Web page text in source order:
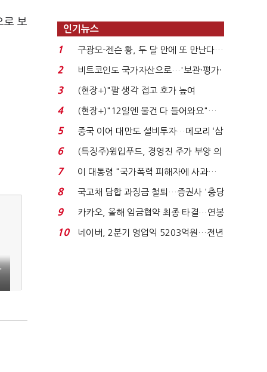
로 보
인기뉴스
1
구광모-젠슨 황, 두 달 만에 또 만난다…
로봇·AI 등 논...
2
비트코인도 국가자산으로…'보관·평가·
처분' 기준은 ...
3
(현장+)"팔 생각 접고 호가 높여
요"…'덜 똘똘한 한 채' 20...
4
(현장+)"12일엔 물건 다 들어와요"…
빈 매대 채우며 문 연 ...
5
중국 이어 대만도 설비투자…메모리 ‘삼
국전쟁’
6
(특징주)윙입푸드, 경영진 주가 부양 의
지에 상한가...
7
이 대통령 "국가폭력 피해자에 사과…
적극적 조사로 진...
8
국고채 담합 과징금 철퇴…증권사 '충당
금 폭탄' 우려...
9
카카오, 올해 임금협약 최종 타결…연봉
6.3% 인상·격려...
10
네이버, 2분기 영업익 5203억원…전년